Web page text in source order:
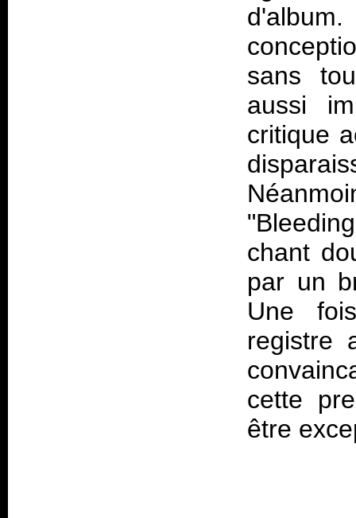
sans
aussi
critique
chant
par un
Une
registre
cette
être